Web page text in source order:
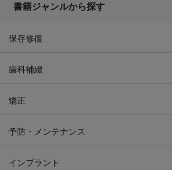
書籍ジャンルから探す
保存修復
歯科補綴
矯正
予防・メンテナンス
インプラント